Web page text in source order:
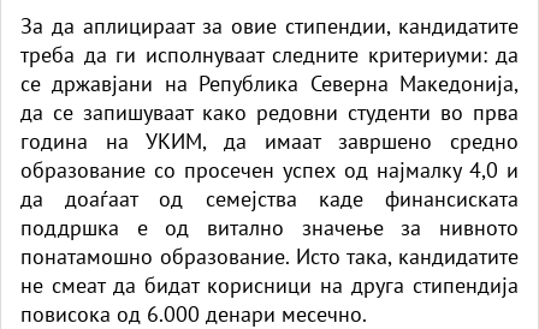
За да аплицираат за овие стипендии, кандидатите
треба да ги исполнуваат следните критериуми: да
се државјани на Република Северна Македонија,
да се запишуваат како редовни студенти во прва
година на УКИМ, да имаат завршено средно
образование со просечен успех од најмалку 4,0 и
да доаѓаат од семејства каде финансиската
поддршка е од витално значење за нивното
понатамошно образование. Исто така, кандидатите
не смеат да бидат корисници на друга стипендија
повисока од 6.000 денари месечно.